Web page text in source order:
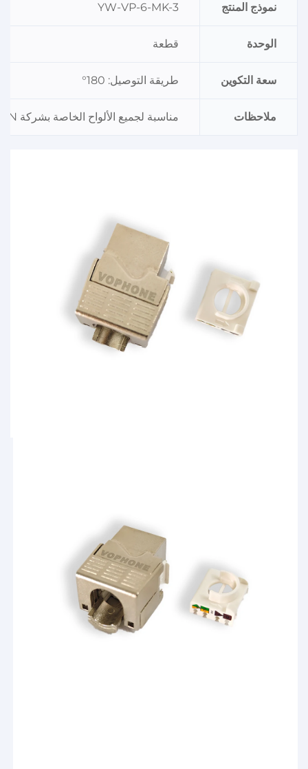
نموذج المنتج YW-VP-6-MK-3
الوحدة قطعة
سعة التكوين طريقة التوصيل: 180°
ملاحظات مناسبة لجميع الألواح الخاصة بشركة YOONGWIN ولوحات التوصيل المدرعة من الفئة 6